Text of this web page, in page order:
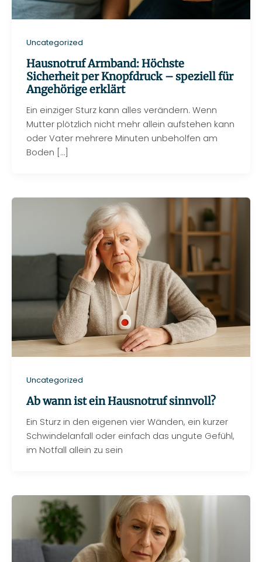
Uncategorized
Hausnotruf Armband: Höchste
Sicherheit per Knopfdruck – speziell für
Angehörige erklärt
Ein einziger Sturz kann alles verändern. Wenn
Mutter plötzlich nicht mehr allein aufstehen kann
oder Vater mehrere Minuten unbeholfen am
Boden […]
Uncategorized
Ab wann ist ein Hausnotruf sinnvoll?
Ein Sturz in den eigenen vier Wänden, ein kurzer
Schwindelanfall oder einfach das ungute Gefühl,
im Notfall allein zu sein